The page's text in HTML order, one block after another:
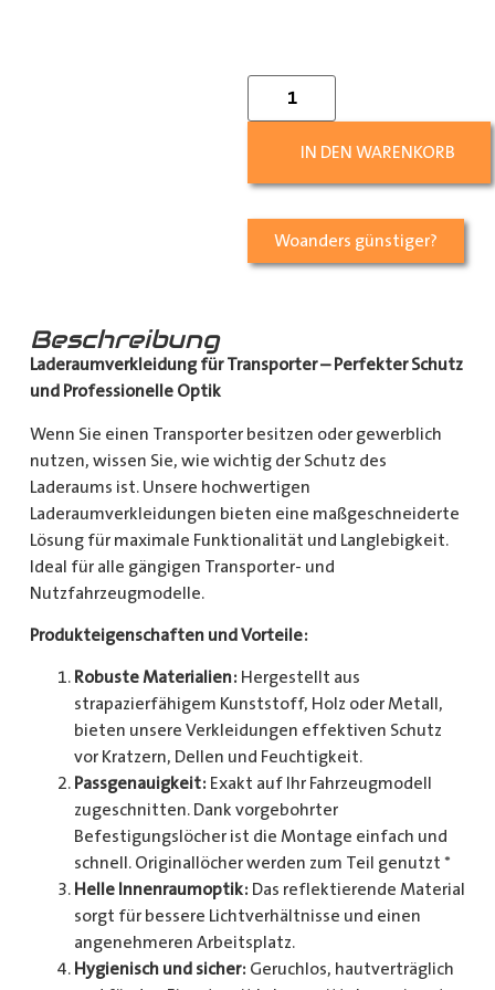
IN DEN WARENKORB
Woanders günstiger?
Beschreibung
Laderaumverkleidung für Transporter – Perfekter Schutz
und Professionelle Optik
Wenn Sie einen Transporter besitzen oder gewerblich
nutzen, wissen Sie, wie wichtig der Schutz des
Laderaums ist. Unsere hochwertigen
Laderaumverkleidungen bieten eine maßgeschneiderte
Lösung für maximale Funktionalität und Langlebigkeit.
Ideal für alle gängigen Transporter- und
Nutzfahrzeugmodelle.
Produkteigenschaften und Vorteile:
Robuste Materialien: Hergestellt aus
strapazierfähigem Kunststoff, Holz oder Metall,
bieten unsere Verkleidungen effektiven Schutz
vor Kratzern, Dellen und Feuchtigkeit.
Passgenauigkeit: Exakt auf Ihr Fahrzeugmodell
zugeschnitten. Dank vorgebohrter
Befestigungslöcher ist die Montage einfach und
schnell. Originallöcher werden zum Teil genutzt *
Helle Innenraumoptik: Das reflektierende Material
sorgt für bessere Lichtverhältnisse und einen
angenehmeren Arbeitsplatz.
Hygienisch und sicher: Geruchlos, hautverträglich